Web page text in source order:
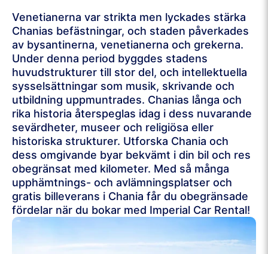
Venetianerna var strikta men lyckades stärka
Chanias befästningar, och staden påverkades
av bysantinerna, venetianerna och grekerna.
Under denna period byggdes stadens
huvudstrukturer till stor del, och intellektuella
sysselsättningar som musik, skrivande och
utbildning uppmuntrades. Chanias långa och
rika historia återspeglas idag i dess nuvarande
sevärdheter, museer och religiösa eller
historiska strukturer. Utforska Chania och
dess omgivande byar bekvämt i din bil och res
obegränsat med kilometer. Med så många
upphämtnings- och avlämningsplatser och
gratis billeverans i Chania får du obegränsade
fördelar när du bokar med Imperial Car Rental!